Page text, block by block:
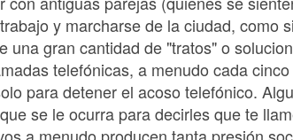
y marcharse de la ciudad, como
una gran cantidad de "tratos" o
telefónicas, a menudo cada
para detener el acoso telefónico.
se le ocurra para decirles que te